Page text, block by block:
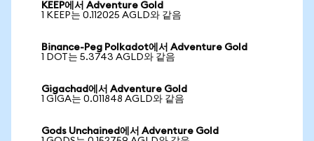
KEEP에서 Adventure Gold
1 KEEP는 0.112025 AGLD와 같음
Binance-Peg Polkadot에서 Adventure Gold
1 DOT는 5.3743 AGLD와 같음
Gigachad에서 Adventure Gold
1 GIGA는 0.011848 AGLD와 같음
Gods Unchained에서 Adventure Gold